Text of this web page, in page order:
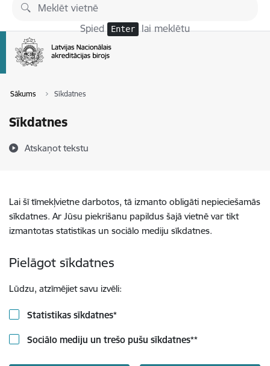
Pāriet uz lapas saturu
Spied Enter lai meklētu
Sākums Sīkdatnes
Sīkdatnes
Atskaņot tekstu
Lai šī tīmekļvietne darbotos, tā izmanto obligāti nepieciešamās
sīkdatnes. Ar Jūsu piekrišanu papildus šajā vietnē var tikt
izmantotas statistikas un sociālo mediju sīkdatnes.
Pielāgot sīkdatnes
Lūdzu, atzīmējiet savu izvēli:
Statistikas sīkdatnes*
Sociālo mediju un trešo pušu sīkdatnes**